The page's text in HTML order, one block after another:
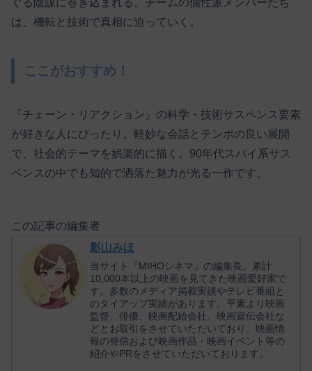
は、機転と技術で真相に迫っていく。
ここがおすすめ！
『チェーン・リアクション』の科学・技術サスペンス要素
が好きな人にぴったり。軽妙な会話とテンポの良い展開
で、社会的テーマを娯楽的に描く。90年代スパイ系サス
ペンスの中でも知的で洒落た魅力が光る一作です。
この記事の編集者
影山みほ
当サイト『MIHOシネマ』の編集長。累計
10,000本以上の映画を見てきた映画愛好家で
す。多数のメディア掲載実績やテレビ番組と
のタイアップ実績があります。平素より映画
監督、俳優、映画配給会社、映画宣伝会社な
どとお取引をさせていただいており、映画情
報の発信および映画作品・映画イベント等の
紹介やPRをさせていただいております。